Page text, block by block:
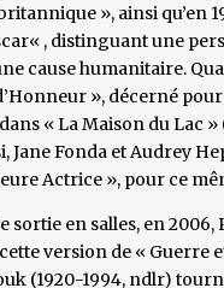
», ainsi qu’en
, distinguant une
cause humanitaire.
», décerné
« La Maison du Lac
Jane Fonda et Audrey
Actrice », pour ce
sortie en salles, en
version de « Guerre
(1920-1994, ndlr)